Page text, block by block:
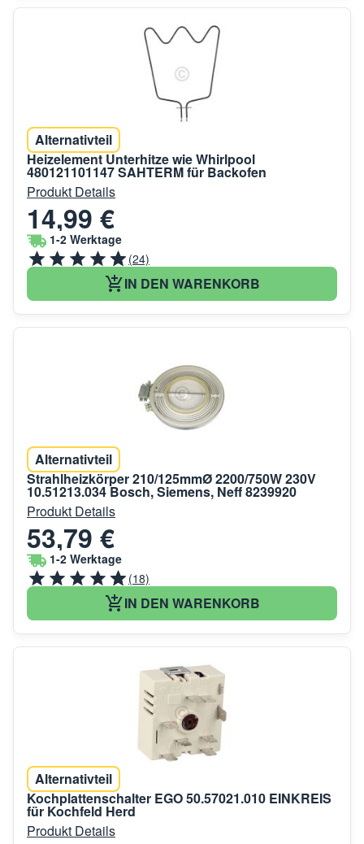
Alternativteil
Heizelement Unterhitze wie Whirlpool
480121101147 SAHTERM für Backofen
Produkt Details
14,99 €
1-2 Werktage
(24)
IN DEN WARENKORB
Alternativteil
Strahlheizkörper 210/125mmØ 2200/750W 230V
10.51213.034 Bosch, Siemens, Neff 8239920
Produkt Details
53,79 €
1-2 Werktage
(18)
IN DEN WARENKORB
Alternativteil
Kochplattenschalter EGO 50.57021.010 EINKREIS
für Kochfeld Herd
Produkt Details